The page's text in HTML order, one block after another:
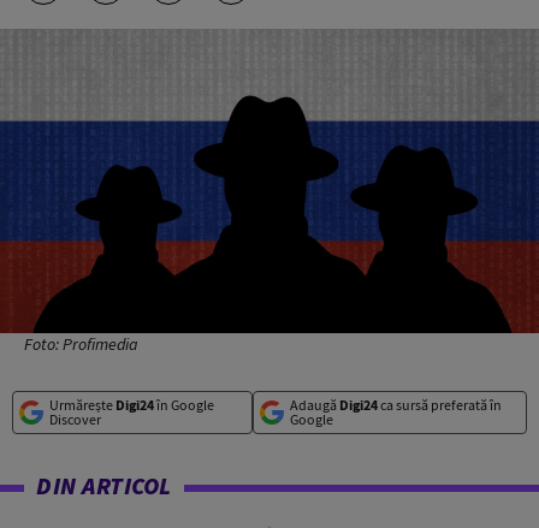
Foto: Profimedia
Urmărește Digi24în Google
Discover
Adaugă Digi24ca sursă preferată în
Google
DIN ARTICOL